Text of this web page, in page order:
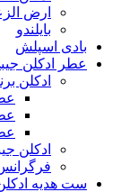
ارض
بایلندو
بادی اسپلش
عطر ادکلن
ادکلن
ادکلن
ست هدیه